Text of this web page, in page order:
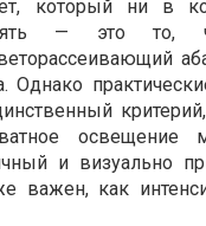
который ни в
— это то,
Однако
освещение
и визуально
важен, как